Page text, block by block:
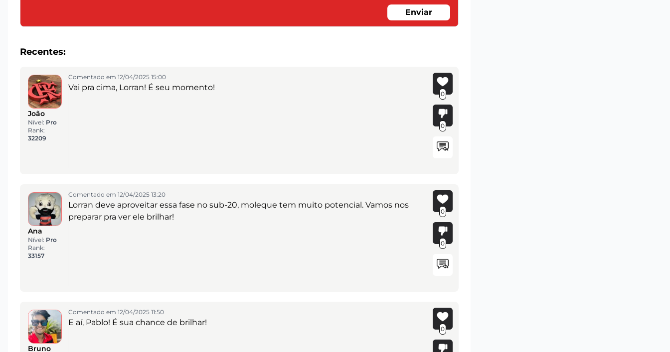
Enviar
Recentes:
João
Nível: Pro
Rank:
32209
Comentado em 12/04/2025 15:00
Vai pra cima, Lorran! É seu momento!
0
0
Ana
Nível: Pro
Rank:
33157
Comentado em 12/04/2025 13:20
Lorran deve aproveitar essa fase no sub-20, moleque tem muito potencial. Vamos nos
preparar pra ver ele brilhar!
0
0
Bruno
Comentado em 12/04/2025 11:50
E aí, Pablo! É sua chance de brilhar!
0